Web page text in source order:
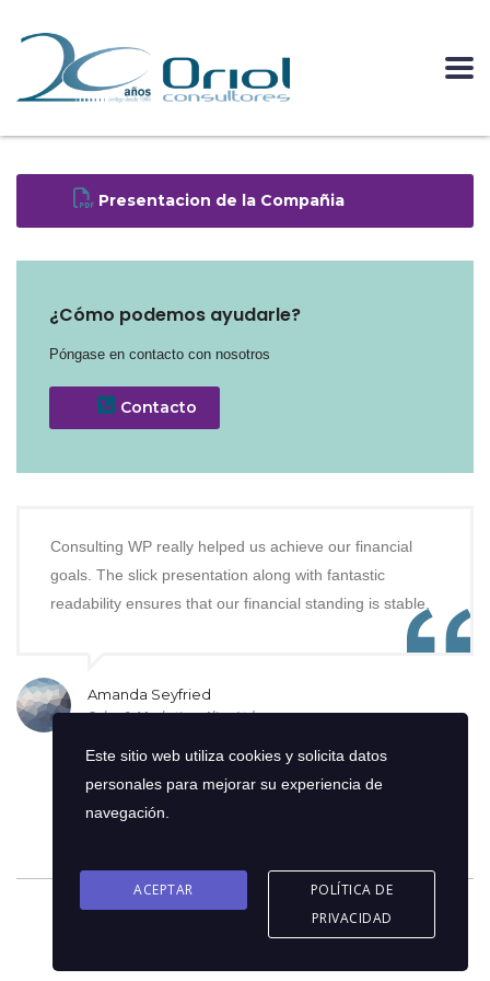
Presentacion de la Compañia
¿Cómo podemos ayudarle?
Póngase en contacto con nosotros
Contacto
Consulting WP really helped us achieve our financial
goals. The slick presentation along with fantastic
readability ensures that our financial standing is stable.
Amanda Seyfried
Sales & Marketing, Alien Ltd.
Este sitio web utiliza cookies y solicita datos
personales para mejorar su experiencia de
navegación.
ACEPTAR
POLÍTICA DE
PRIVACIDAD